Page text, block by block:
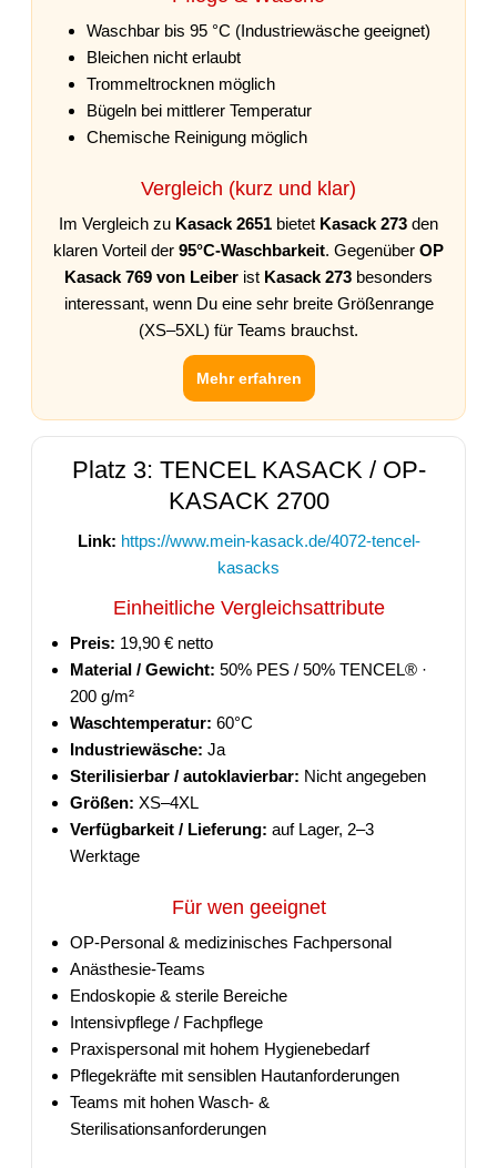
Waschbar bis 95 °C (Industriewäsche geeignet)
Bleichen nicht erlaubt
Trommeltrocknen möglich
Bügeln bei mittlerer Temperatur
Chemische Reinigung möglich
Vergleich (kurz und klar)
Im Vergleich zu Kasack 2651 bietet Kasack 273 den
klaren Vorteil der 95°C-Waschbarkeit. Gegenüber OP
Kasack 769 von Leiber ist Kasack 273 besonders
interessant, wenn Du eine sehr breite Größenrange
(XS–5XL) für Teams brauchst.
Mehr erfahren
Platz 3: TENCEL KASACK / OP-
KASACK 2700
Link: https://www.mein-kasack.de/4072-tencel-
kasacks
Einheitliche Vergleichsattribute
Preis: 19,90 € netto
Material / Gewicht: 50% PES / 50% TENCEL® ·
200 g/m²
Waschtemperatur: 60°C
Industriewäsche: Ja
Sterilisierbar / autoklavierbar: Nicht angegeben
Größen: XS–4XL
Verfügbarkeit / Lieferung: auf Lager, 2–3
Werktage
Für wen geeignet
OP-Personal & medizinisches Fachpersonal
Anästhesie-Teams
Endoskopie & sterile Bereiche
Intensivpflege / Fachpflege
Praxispersonal mit hohem Hygienebedarf
Pflegekräfte mit sensiblen Hautanforderungen
Teams mit hohen Wasch- &
Sterilisationsanforderungen